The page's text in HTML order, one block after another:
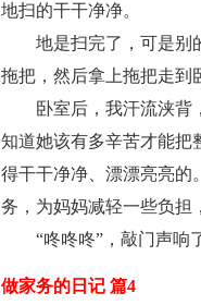
地扫的干干净净。
地是扫完了，可是
拖把，然后拿上拖把走到
卧室后，我汗流浃背
知道她该有多辛苦才能把
得干干净净、漂漂亮亮的
务，为妈妈减轻一些负担
“咚咚咚”，敲门声响
做家务的日记 篇4